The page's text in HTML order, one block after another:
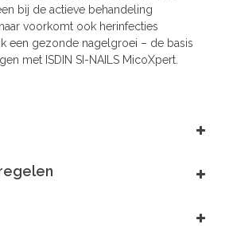
bij de actieve behandeling
voorkomt ook herinfecties
een gezonde nagelgroei – de basis
met ISDIN SI-NAILS MicoXpert.